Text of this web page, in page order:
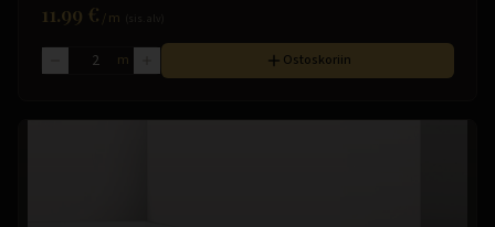
11.99 € /m
m Ostoskoriin